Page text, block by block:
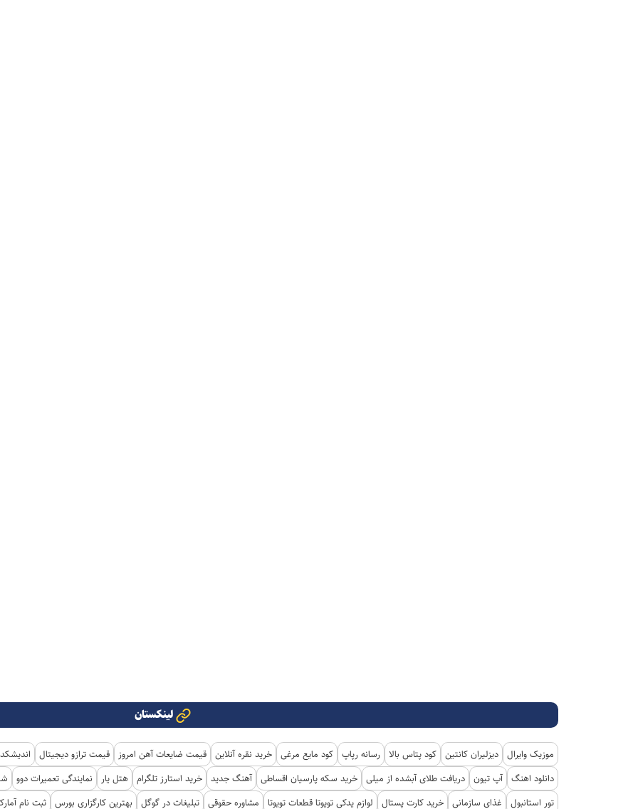
لینکستان
موزیک وایرال دیزلیران کانتین کود پتاس بالا رسانه رپاپ کود مایع مرغی خرید نقره آنلاین قیمت ضایعات آهن امروز قیمت ترازو دیجیتال
دانلود اهنگ آپ تیون دریافت طلای آبشده از میلی خرید سکه پارسیان اقساطی آهنگ جدید خرید استارز تلگرام هتل یار نمایندگی تعمیرات دوو
تور استانبول
غذای سازمانی خرید کارت پستال لوازم یدکی تویوتا قطعات تویوتا مشاوره حقوقی تبلیغات در گوگل بهترین کارگزاری بورس ثبت نام